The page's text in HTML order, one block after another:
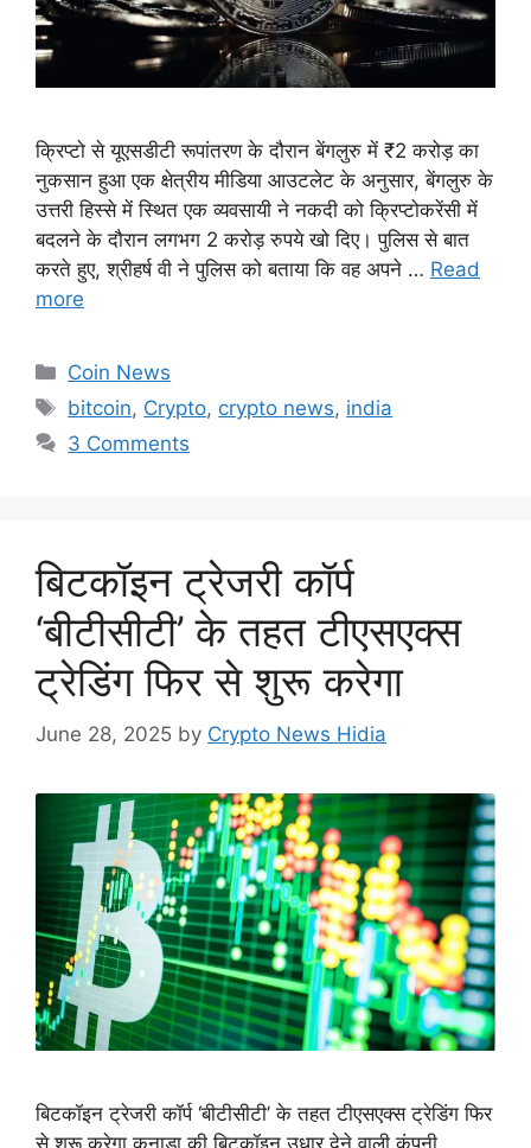
क्रिप्टो से यूएसडीटी रूपांतरण के दौरान बेंगलुरु में ₹2 करोड़ का
नुकसान हुआ एक क्षेत्रीय मीडिया आउटलेट के अनुसार, बेंगलुरु के
उत्तरी हिस्से में स्थित एक व्यवसायी ने नकदी को क्रिप्टोकरेंसी में
बदलने के दौरान लगभग 2 करोड़ रुपये खो दिए। पुलिस से बात
करते हुए, श्रीहर्ष वी ने पुलिस को बताया कि वह अपने … Read
more
Categories
Coin News
Tags
bitcoin, Crypto, crypto news, india
3 Comments
बिटकॉइन ट्रेजरी कॉर्प
‘बीटीसीटी’ के तहत टीएसएक्स
ट्रेडिंग फिर से शुरू करेगा
June 28, 2025 by Crypto News Hidia
बिटकॉइन ट्रेजरी कॉर्प ‘बीटीसीटी’ के तहत टीएसएक्स ट्रेडिंग फिर
से शुरू करेगा कनाडा की बिटकॉइन उधार देने वाली कंपनी